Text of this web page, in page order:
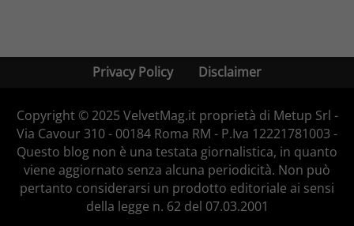
Privacy Policy Disclaimer
Copyright © 2025 VelvetMag.it proprietà di Metup Srl -
Via Cavour 310 - 00184 Roma RM - P.Iva 12221781003 -
Questo blog non è una testata giornalistica, in quanto
viene aggiornato senza alcuna periodicità. Non può
pertanto considerarsi un prodotto editoriale ai sensi
della legge n. 62 del 07.03.2001